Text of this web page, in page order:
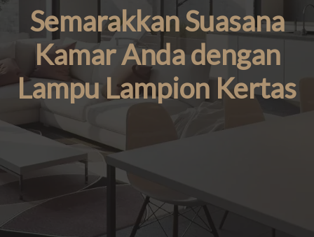
Semarakkan Suasana
Kamar Anda dengan
Lampu Lampion Kertas